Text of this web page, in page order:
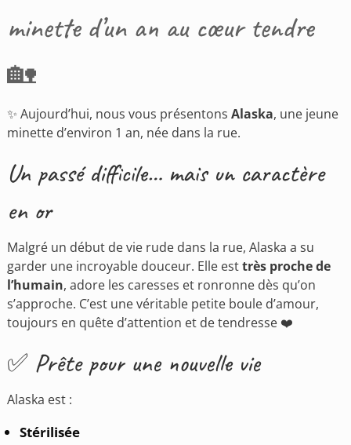
minette d’un an au cœur tendre
🏡
✨ Aujourd’hui, nous vous présentons Alaska, une jeune
minette d’environ 1 an, née dans la rue.
Un passé difficile… mais un caractère
en or
Malgré un début de vie rude dans la rue, Alaska a su
garder une incroyable douceur. Elle esttrès proche de
l’humain, adore les caresses et ronronne dès qu’on
s’approche. C’est une véritable petite boule d’amour,
toujours en quête d’attention et de tendresse ❤️
✅ Prête pour une nouvelle vie
Alaska est :
Stérilisée